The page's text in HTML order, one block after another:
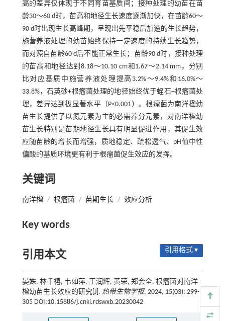
高的差异仅体现于不同育苗基质间；接种处理的幼苗在苗
龄30～60 d时，苗高和地径生长速度逐渐加快，在苗龄60～
90 d时出现生长高峰期，呈现出先平稳后加速的生长趋势，
施营养液处理的幼苗始终保持一定速度的持续生长趋势，
而对照自苗龄60 d后不能正常生长；苗龄90 d时，接种处理
的苗高和地径达到8.18～10.10 cm和1.67～2.14 mm，分别
比对应基质中施营养液处理提高3.2%～9.4%和16.0%～
33.8%，石英砂+根瘤菌处理的地径始终优于蛭石+根瘤菌处
理，差异达到极显著水平（P<0.001）。根瘤菌为南洋楹幼
苗生长提供了以氮元素为主的必需养分元素，对南洋楹幼
苗生长特别是苗期地径生长具有明显促进作用，其促生效
应随苗龄的增长而增强，质地稳定、疏松透气、pH值中性
偏酸的基质环境更有利于根瘤菌促生效应的发挥。
关键词
南洋楹 / 根瘤菌 / 苗期生长 / 效应分析
Key words
引用本文 引用格式 ▾
晏姝, 林千禧, 韦如萍, 王润辉, 黄荣, 郑会全. 根瘤菌对南洋
楹幼苗生长效应的研究[J]. 热带生物学报, 2024, 15(03): 299-
305 DOI:10.15886/j.cnki.rdswxb.20230042